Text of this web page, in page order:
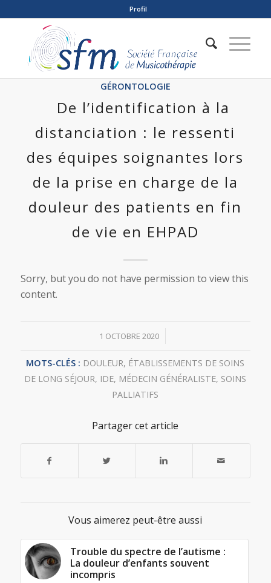
Profil
GÉRONTOLOGIE
De l’identification à la
distanciation : le ressenti
des équipes soignantes lors
de la prise en charge de la
douleur des patients en fin
de vie en EHPAD
Sorry, but you do not have permission to view this
content.
1 OCTOBRE 2020
/
MOTS-CLÉS : DOULEUR, ÉTABLISSEMENTS DE SOINS
DE LONG SÉJOUR, IDE, MÉDECIN GÉNÉRALISTE, SOINS
PALLIATIFS
Partager cet article
Vous aimerez peut-être aussi
Trouble du spectre de l’autisme :
La douleur d’enfants souvent
incompris